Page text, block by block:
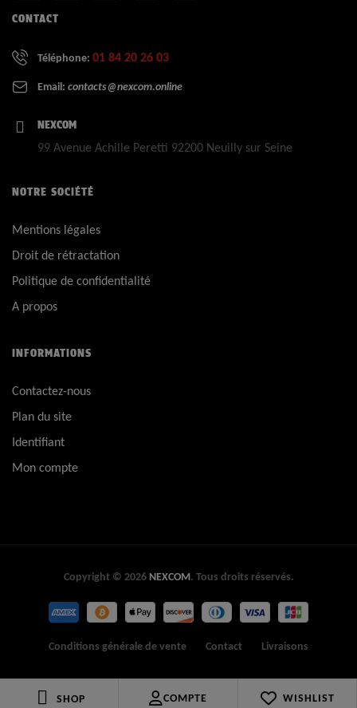
SHOP COMPTE WISHLIST
CONTACT
Téléphone: 01 84 20 26 03
Email: contacts@nexcom.online
NEXCOM
99 Avenue Achille Peretti 92200 Neuilly sur Seine
NOTRE SOCIÉTÉ
Mentions légales
Droit de rétractation
Politique de confidentialité
A propos
INFORMATIONS
Contactez-nous
Plan du site
Identifiant
Mon compte
Copyright © 2026 NEXCOM. Tous droits réservés.
Conditions générale de vente Contact Livraisons